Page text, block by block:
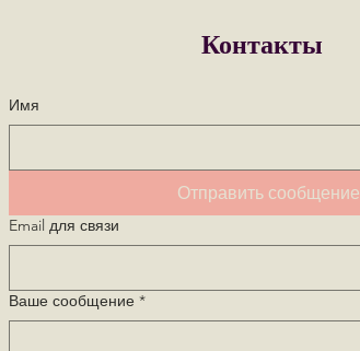
Контакты
Имя
Отправить сообщение
Email для связи
Ваше сообщение *